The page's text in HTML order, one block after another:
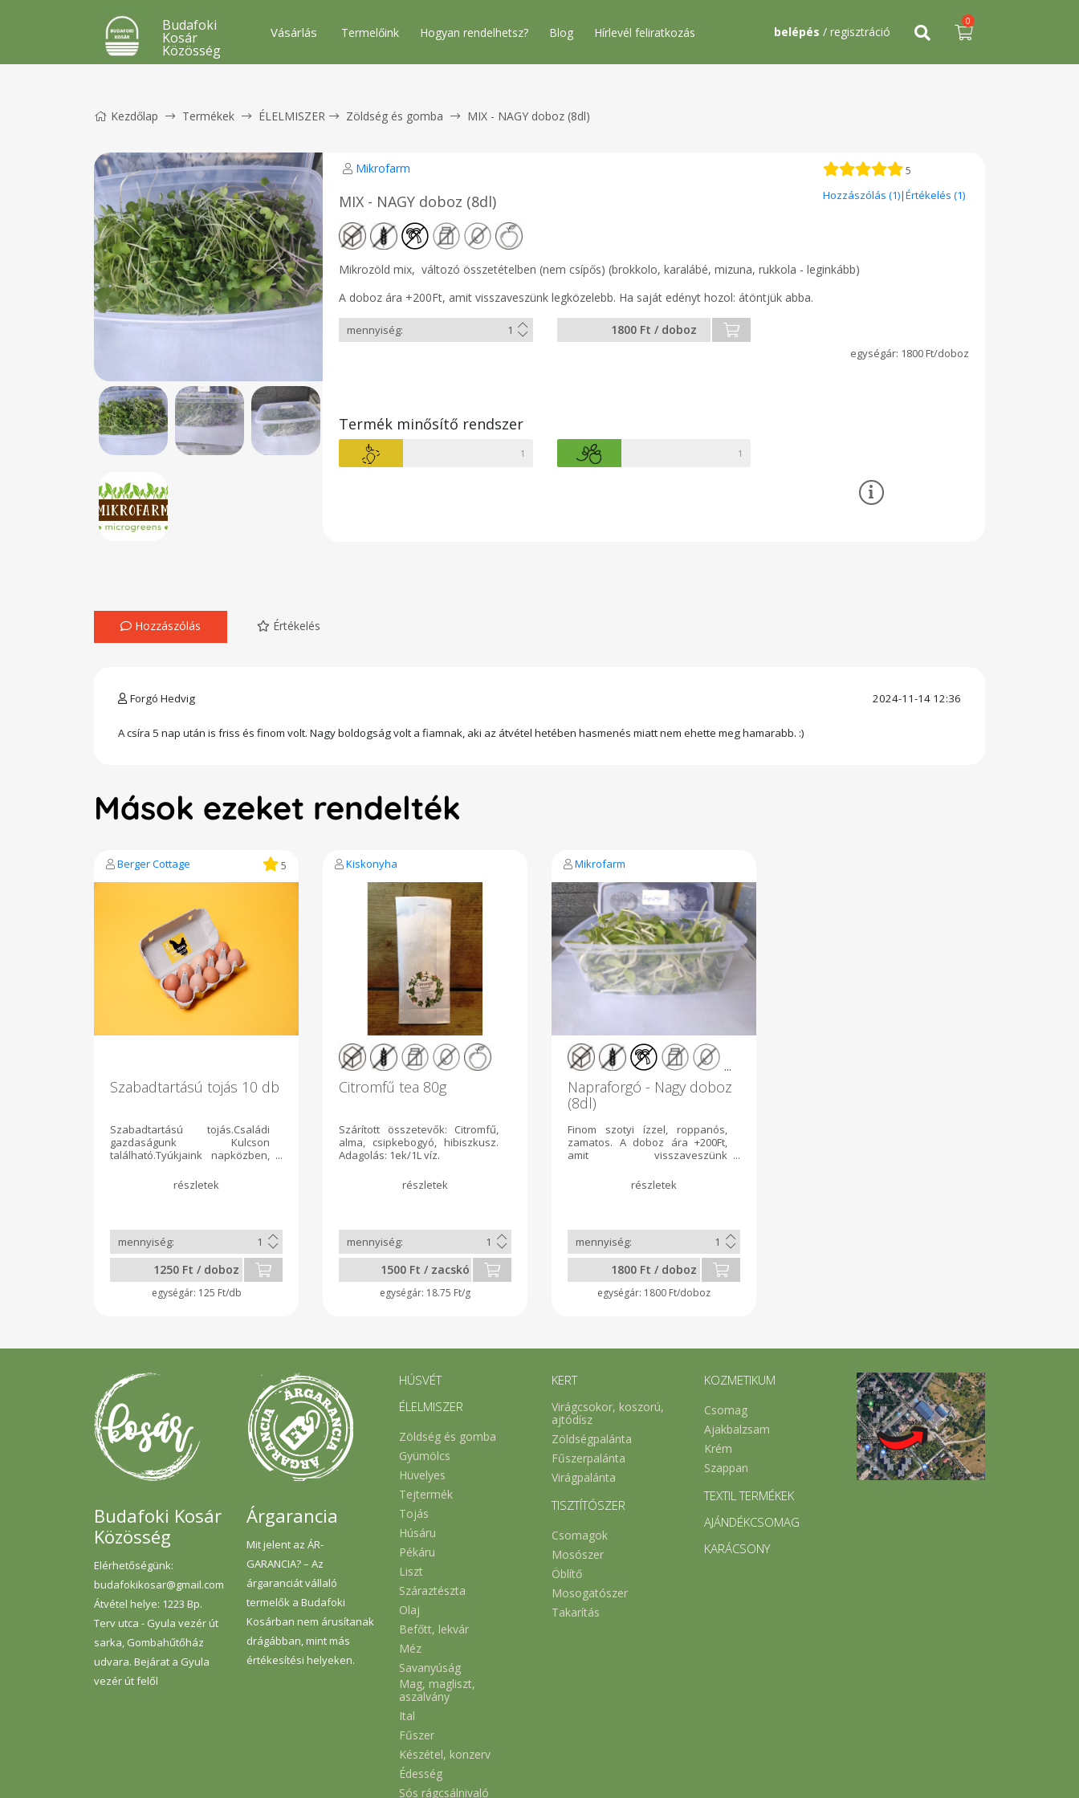
Budafoki
Kosár
Közösség
Vásárlás Termelőink Hogyan rendelhetsz? Blog Hírlevél feliratkozás belépés / regisztráció
0
Kezdőlap Termékek ÉLELMISZER Zöldség és gomba MIX - NAGY doboz (8dl)
Mikrofarm 5
Hozzászólás (1)|Értékelés (1)
MIX - NAGY doboz (8dl)
Mikrozöld mix, változó összetételben (nem csípős) (brokkolo, karalábé, mizuna, rukkola - leginkább)
A doboz ára +200Ft, amit visszaveszünk legközelebb. Ha saját edényt hozol: átöntjük abba.
1800 Ft / doboz
1800 Ft/doboz
Termék minősítő rendszer
1 1
Hozzászólás Értékelés
Forgó Hedvig 2024-11-14 12:36
A csíra 5 nap után is friss és finom volt. Nagy boldogság volt a fiamnak, aki az átvétel hetében hasmenés miatt nem ehette meg hamarabb. :)
Mások ezeket rendelték
Berger Cottage 5
Szabadtartású tojás 10 db
Szabadtartású tojás.Családi
gazdaságunk Kulcson
található.Tyúkjaink napközben,
legelőn tartózkodnak, és
boldogan, szabadon
takarmányuk GMO-mentes, és
nem tartalmaz sem gyógyszert,
sem tojássárgító színezéket.A
tartási körülmények és a tojás
minőségi követelményei
megfelelnek a hatósági
1250 Ft / doboz
125 Ft/db
Kiskonyha
Citromfű tea 80g
Szárított összetevők: Citromfű,
alma, csipkebogyó, hibiszkusz.
Adagolás: 1ek/1L víz.
1500 Ft / zacskó
18.75 Ft/g
Mikrofarm
...
Napraforgó - Nagy doboz
(8dl)
Finom szotyi ízzel, roppanós,
zamatos. A doboz ára +200Ft,
amit visszaveszünk
hozol: átöntjük abba.
1800 Ft / doboz
1800 Ft/doboz
Budafoki Kosár
Közösség
Elérhetőségünk:
budafokikosar@gmail.com
Átvétel helye: 1223 Bp.
Terv utca - Gyula vezér út
sarka, Gombahűtőház
udvara. Bejárat a Gyula
vezér út felől
Árgarancia
Mit jelent az ÁR-
GARANCIA? – Az
árgaranciát vállaló
termelők a Budafoki
Kosárban nem árusítanak
drágábban, mint más
értékesítési helyeken.
HÚSVÉT
ÉLELMISZER
Zöldség és gomba
Gyümölcs
Hüvelyes
Tejtermék
Tojás
Húsáru
Pékáru
Liszt
Száraztészta
Olaj
Befőtt, lekvár
Méz
Savanyúság
Mag, magliszt,
aszalvány
Ital
Fűszer
Készétel, konzerv
Édesség
Sós rágcsálnivaló
KERT
Virágcsokor, koszorú,
ajtódísz
Zöldségpalánta
Fűszerpalánta
Virágpalánta
TISZTÍTÓSZER
Csomagok
Mosószer
Öblítő
Mosogatószer
Takarítás
KOZMETIKUM
Csomag
Ajakbalzsam
Krém
Szappan
TEXTIL TERMÉKEK
AJÁNDÉKCSOMAG
KARÁCSONY